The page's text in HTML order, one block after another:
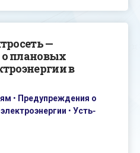
—
плановых
в
• Предупреждения о
• Усть-